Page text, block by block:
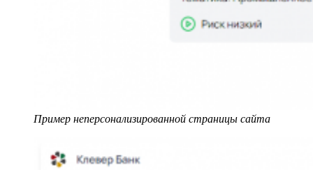
Пример неперсонализированной страницы сайта